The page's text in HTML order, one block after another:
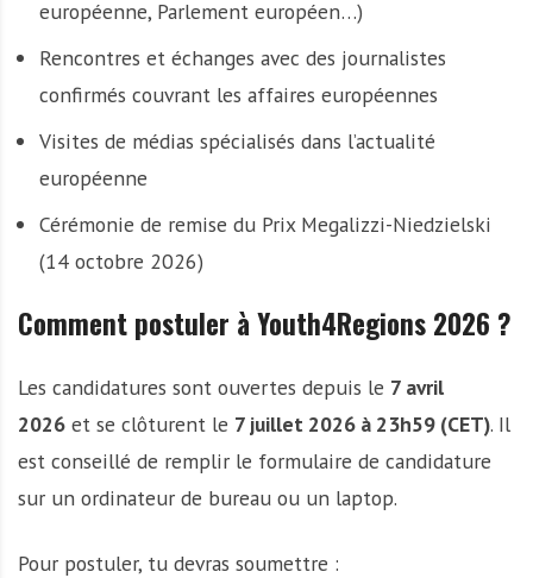
européenne, Parlement européen…)
Rencontres et échanges avec des journalistes
confirmés couvrant les affaires européennes
Visites de médias spécialisés dans l’actualité
européenne
Cérémonie de remise du Prix Megalizzi-Niedzielski
(14 octobre 2026)
Comment postuler à Youth4Regions 2026 ?
Les candidatures sont ouvertes depuis le 7 avril
2026 et se clôturent le 7 juillet 2026 à 23h59 (CET). Il
est conseillé de remplir le formulaire de candidature
sur un ordinateur de bureau ou un laptop.
Pour postuler, tu devras soumettre :